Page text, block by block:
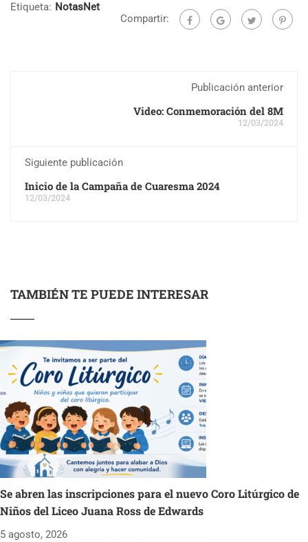
Etiqueta: NotasNet
Compartir:
Publicación anterior
Video: Conmemoración del 8M
12/03/2024
Siguiente publicación
Inicio de la Campaña de Cuaresma 2024
12/03/2024
TAMBIÉN TE PUEDE INTERESAR
Se abren las inscripciones para el nuevo Coro Litúrgico de
Niños del Liceo Juana Ross de Edwards
5 agosto, 2026